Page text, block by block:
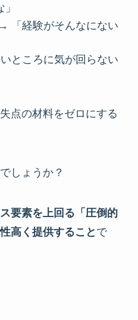
「経験がそんなにない
ところに気が回らない
点の材料をゼロにする
しょうか？
要素を上回る「圧倒的
高く提供すること で